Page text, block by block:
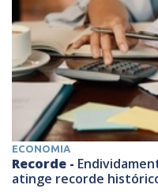
ECONOMIA
Recorde -
atinge recorde